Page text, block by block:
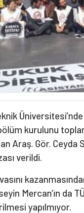
Üniversitesi’nde
kurulunu
Araş. Gör.
verildi.
Mercan’ın da
yapılmıyor.